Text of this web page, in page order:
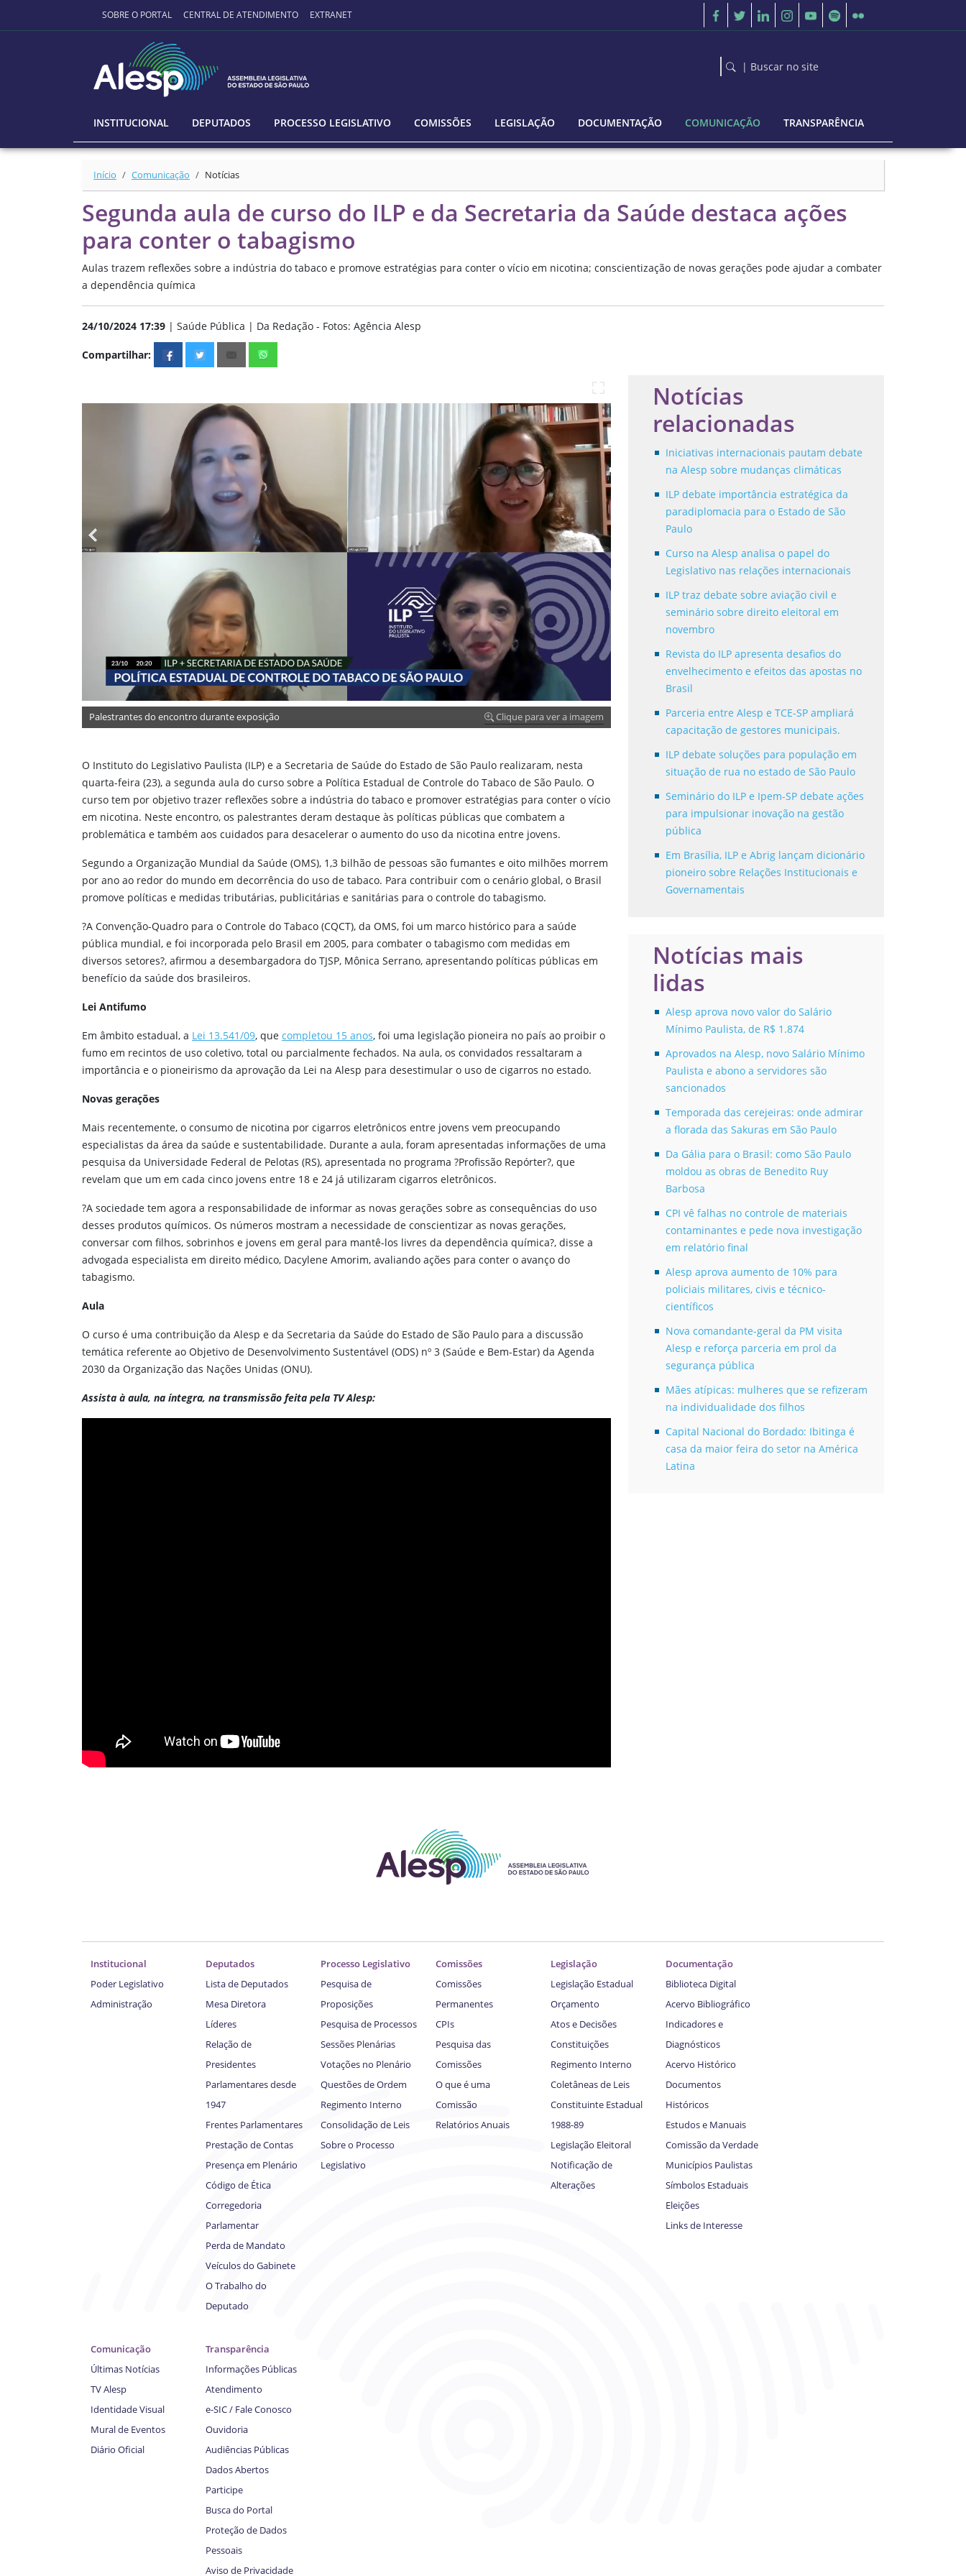
Ir para o conteúdo principal
SOBRE O PORTAL CENTRAL DE ATENDIMENTO EXTRANET
| Buscar no site
INSTITUCIONAL DEPUTADOS PROCESSO LEGISLATIVO COMISSÕES LEGISLAÇÃO DOCUMENTAÇÃO COMUNICAÇÃO TRANSPARÊNCIA
Início Comunicação Notícias
Segunda aula de curso do ILP e da Secretaria da Saúde destaca ações
para conter o tabagismo
Aulas trazem reflexões sobre a indústria do tabaco e promove estratégias para conter o vício em nicotina; conscientização de novas gerações pode ajudar a combater
a dependência química
24/10/2024 17:39 | Saúde Pública | Da Redação - Fotos: Agência Alesp
Compartilhar:
Palestrantes do encontro durante exposição Clique para ver a imagem
O Instituto do Legislativo Paulista (ILP) e a Secretaria de Saúde do Estado de São Paulo realizaram, nesta
quarta-feira (23), a segunda aula do curso sobre a Política Estadual de Controle do Tabaco de São Paulo. O
curso tem por objetivo trazer reflexões sobre a indústria do tabaco e promover estratégias para conter o vício
em nicotina. Neste encontro, os palestrantes deram destaque às políticas públicas que combatem a
problemática e também aos cuidados para desacelerar o aumento do uso da nicotina entre jovens.
Segundo a Organização Mundial da Saúde (OMS), 1,3 bilhão de pessoas são fumantes e oito milhões morrem
por ano ao redor do mundo em decorrência do uso de tabaco. Para contribuir com o cenário global, o Brasil
promove políticas e medidas tributárias, publicitárias e sanitárias para o controle do tabagismo.
?A Convenção-Quadro para o Controle do Tabaco (CQCT), da OMS, foi um marco histórico para a saúde
pública mundial, e foi incorporada pelo Brasil em 2005, para combater o tabagismo com medidas em
diversos setores?, afirmou a desembargadora do TJSP, Mônica Serrano, apresentando políticas públicas em
benefício da saúde dos brasileiros.
Lei Antifumo
Em âmbito estadual, a Lei 13.541/09, que completou 15 anos, foi uma legislação pioneira no país ao proibir o
fumo em recintos de uso coletivo, total ou parcialmente fechados. Na aula, os convidados ressaltaram a
importância e o pioneirismo da aprovação da Lei na Alesp para desestimular o uso de cigarros no estado.
Novas gerações
Mais recentemente, o consumo de nicotina por cigarros eletrônicos entre jovens vem preocupando
especialistas da área da saúde e sustentabilidade. Durante a aula, foram apresentadas informações de uma
pesquisa da Universidade Federal de Pelotas (RS), apresentada no programa ?Profissão Repórter?, que
revelam que um em cada cinco jovens entre 18 e 24 já utilizaram cigarros eletrônicos.
?A sociedade tem agora a responsabilidade de informar as novas gerações sobre as consequências do uso
desses produtos químicos. Os números mostram a necessidade de conscientizar as novas gerações,
conversar com filhos, sobrinhos e jovens em geral para mantê-los livres da dependência química?, disse a
advogada especialista em direito médico, Dacylene Amorim, avaliando ações para conter o avanço do
tabagismo.
Aula
O curso é uma contribuição da Alesp e da Secretaria da Saúde do Estado de São Paulo para a discussão
temática referente ao Objetivo de Desenvolvimento Sustentável (ODS) nº 3 (Saúde e Bem-Estar) da Agenda
2030 da Organização das Nações Unidas (ONU).
Assista à aula, na íntegra, na transmissão feita pela TV Alesp:
Notícias
relacionadas
Iniciativas internacionais pautam debate
na Alesp sobre mudanças climáticas
ILP debate importância estratégica da
paradiplomacia para o Estado de São
Paulo
Curso na Alesp analisa o papel do
Legislativo nas relações internacionais
ILP traz debate sobre aviação civil e
seminário sobre direito eleitoral em
novembro
Revista do ILP apresenta desafios do
envelhecimento e efeitos das apostas no
Brasil
Parceria entre Alesp e TCE-SP ampliará
capacitação de gestores municipais.
ILP debate soluções para população em
situação de rua no estado de São Paulo
Seminário do ILP e Ipem-SP debate ações
para impulsionar inovação na gestão
pública
Em Brasília, ILP e Abrig lançam dicionário
pioneiro sobre Relações Institucionais e
Governamentais
Notícias mais
lidas
Alesp aprova novo valor do Salário
Mínimo Paulista, de R$ 1.874
Aprovados na Alesp, novo Salário Mínimo
Paulista e abono a servidores são
sancionados
Temporada das cerejeiras: onde admirar
a florada das Sakuras em São Paulo
Da Gália para o Brasil: como São Paulo
moldou as obras de Benedito Ruy
Barbosa
CPI vê falhas no controle de materiais
contaminantes e pede nova investigação
em relatório final
Alesp aprova aumento de 10% para
policiais militares, civis e técnico-
científicos
Nova comandante-geral da PM visita
Alesp e reforça parceria em prol da
segurança pública
Mães atípicas: mulheres que se refizeram
na individualidade dos filhos
Capital Nacional do Bordado: Ibitinga é
casa da maior feira do setor na América
Latina
Institucional
Poder Legislativo
Administração
Deputados
Lista de Deputados
Mesa Diretora
Líderes
Relação de
Presidentes
Parlamentares desde
1947
Frentes Parlamentares
Prestação de Contas
Presença em Plenário
Código de Ética
Corregedoria
Parlamentar
Perda de Mandato
Veículos do Gabinete
O Trabalho do
Deputado
Processo Legislativo
Pesquisa de
Proposições
Pesquisa de Processos
Sessões Plenárias
Votações no Plenário
Questões de Ordem
Regimento Interno
Consolidação de Leis
Sobre o Processo
Legislativo
Comissões
Comissões
Permanentes
CPIs
Pesquisa das
Comissões
O que é uma
Comissão
Relatórios Anuais
Legislação
Legislação Estadual
Orçamento
Atos e Decisões
Constituições
Regimento Interno
Coletâneas de Leis
Constituinte Estadual
1988-89
Legislação Eleitoral
Notificação de
Alterações
Documentação
Biblioteca Digital
Acervo Bibliográfico
Indicadores e
Diagnósticos
Acervo Histórico
Documentos
Históricos
Estudos e Manuais
Comissão da Verdade
Municípios Paulistas
Símbolos Estaduais
Eleições
Links de Interesse
Comunicação
Últimas Notícias
TV Alesp
Identidade Visual
Mural de Eventos
Diário Oficial
Transparência
Informações Públicas
Atendimento
e-SIC / Fale Conosco
Ouvidoria
Audiências Públicas
Dados Abertos
Participe
Busca do Portal
Proteção de Dados
Pessoais
Aviso de Privacidade